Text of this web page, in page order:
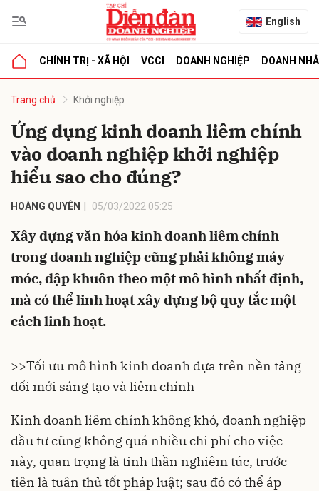
English
CHÍNH TRỊ - XÃ HỘI VCCI DOANH NGHIỆP DOANH
Trang chủ Khởi nghiệp
Ứng dụng kinh doanh liêm chính
vào doanh nghiệp khởi nghiệp
hiểu sao cho đúng?
HOÀNG QUYÊN 05/03/2022 05:25
Xây dựng văn hóa kinh doanh liêm chính
trong doanh nghiệp cũng phải không máy
móc, dập khuôn theo một mô hình nhất định,
mà có thể linh hoạt xây dựng bộ quy tắc một
cách linh hoạt.
>>Tối ưu mô hình kinh doanh dựa trên nền tảng
đổi mới sáng tạo và liêm chính
Kinh doanh liêm chính không khó, doanh nghiệp
đầu tư cũng không quá nhiều chi phí cho việc
này, quan trọng là tinh thần nghiêm túc, trước
tiên là tuân thủ tốt pháp luật; sau đó có thể áp
luận
Hủy